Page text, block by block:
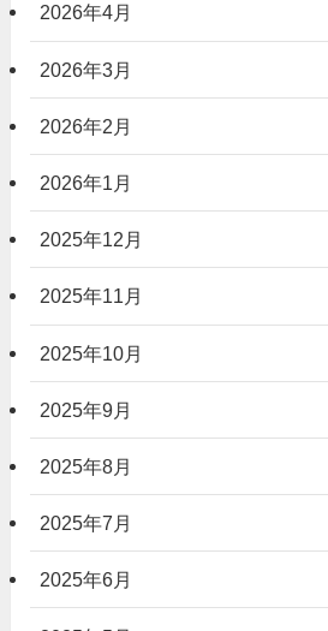
2026年4月
2026年3月
2026年2月
2026年1月
2025年12月
2025年11月
2025年10月
2025年9月
2025年8月
2025年7月
2025年6月